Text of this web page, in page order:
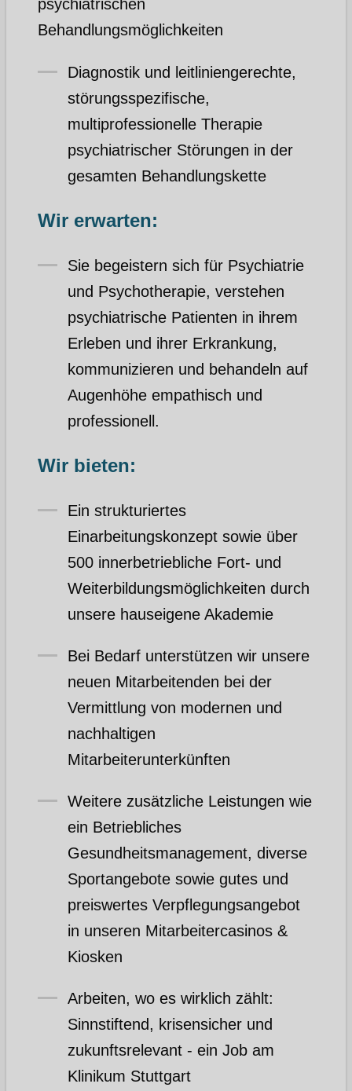
psychiatrischen
Behandlungsmöglichkeiten
Diagnostik und leitliniengerechte,
störungsspezifische,
multiprofessionelle Therapie
psychiatrischer Störungen in der
gesamten Behandlungskette
Wir erwarten:
Sie begeistern sich für Psychiatrie
und Psychotherapie, verstehen
psychiatrische Patienten in ihrem
Erleben und ihrer Erkrankung,
kommunizieren und behandeln auf
Augenhöhe empathisch und
professionell.
Wir bieten:
Ein strukturiertes
Einarbeitungskonzept sowie über
500 innerbetriebliche Fort- und
Weiterbildungsmöglichkeiten durch
unsere hauseigene Akademie
Bei Bedarf unterstützen wir unsere
neuen Mitarbeitenden bei der
Vermittlung von modernen und
nachhaltigen
Mitarbeiterunterkünften
Weitere zusätzliche Leistungen wie
ein Betriebliches
Gesundheitsmanagement, diverse
Sportangebote sowie gutes und
preiswertes Verpflegungsangebot
in unseren Mitarbeitercasinos &
Kiosken
Arbeiten, wo es wirklich zählt:
Sinnstiftend, krisensicher und
zukunftsrelevant - ein Job am
Klinikum Stuttgart